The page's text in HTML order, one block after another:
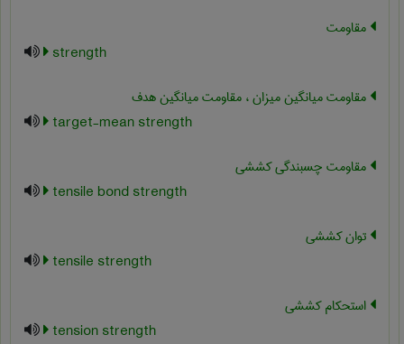
مقاومت
strength
مقاومت میانگین میزان ، مقاومت میانگین هدف
target-mean strength
مقاومت چسبندگی کششی
tensile bond strength
توان کششی
tensile strength
استحکام کششی
tension strength